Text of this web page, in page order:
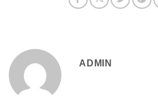
ADMIN